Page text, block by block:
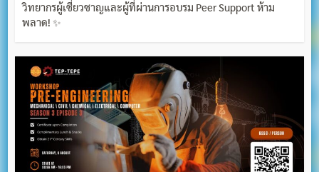
วิทยากรผู้เชี่ยวชาญและผู้ที่ผ่านการอบรม Peer Support ห้าม
พลาด! ✨